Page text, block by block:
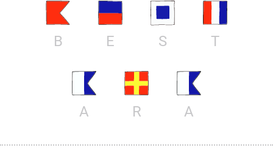
B E S T
A R A